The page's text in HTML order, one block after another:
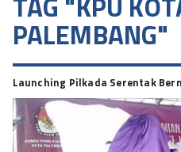
PALEMBANG"
Launching Pilkada Serentak